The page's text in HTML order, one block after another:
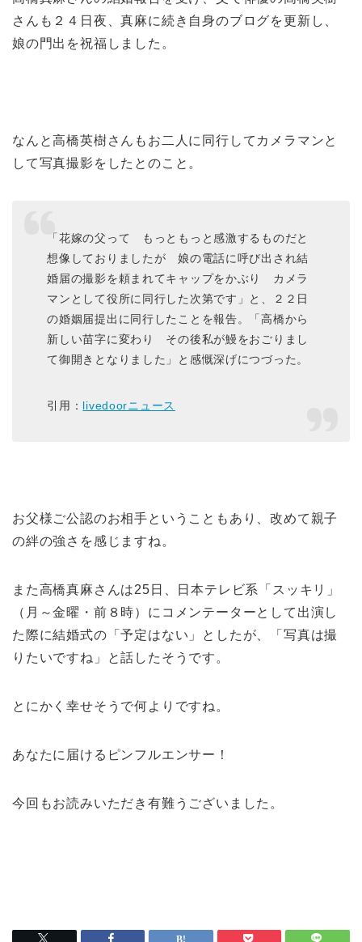
さんも２４日夜、真麻に続き自身のブログを更新し、
娘の門出を祝福しました。
なんと高橋英樹さんもお二人に同行してカメラマンと
して写真撮影をしたとのこと。
「花嫁の父って もっともっと感激するものだと
想像しておりましたが 娘の電話に呼び出され結
婚届の撮影を頼まれてキャップをかぶり カメラ
マンとして役所に同行した次第です」と、２２日
の婚姻届提出に同行したことを報告。「高橋から
新しい苗字に変わり その後私が鰻をおごりまし
て御開きとなりました」と感慨深げにつづった。
引用： livedoorニュース
お父様ご公認のお相手ということもあり、改めて親子
の絆の強さを感じますね。
また高橋真麻さんは25日、日本テレビ系「スッキリ」
（月～金曜・前８時）にコメンテーターとして出演し
た際に結婚式の「予定はない」としたが、「写真は撮
りたいですね」と話したそうです。
とにかく幸せそうで何よりですね。
あなたに届けるピンフルエンサー！
今回もお読みいただき有難うございました。